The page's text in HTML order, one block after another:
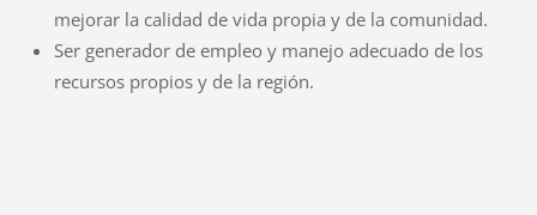
mejorar la calidad de vida propia y de la comunidad.
Ser generador de empleo y manejo adecuado de los
recursos propios y de la región.